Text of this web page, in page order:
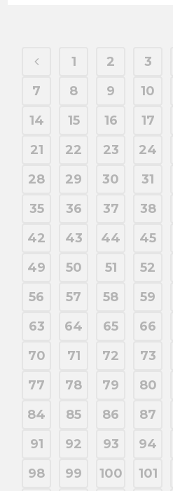
1 2 3
7
8 9 10
14
15 16 17
21
22 23 24
28
29 30 31
35
36 37 38
42
43 44 45
49
50 51 52
56
57 58 59
63
64 65 66
70
71 72 73
77
78 79 80
84
85 86 87
91
92 93 94
98
99 100 101